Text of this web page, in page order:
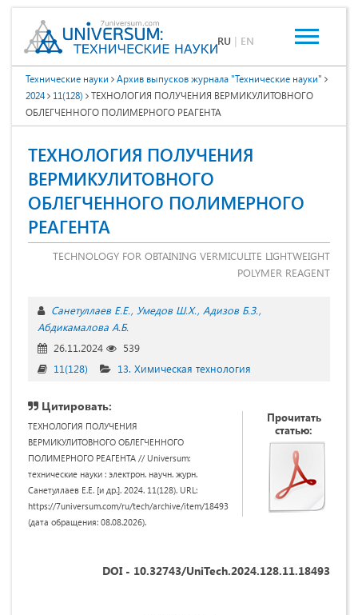
RU | EN
Технические науки
Архив выпусков журнала "Технические науки"
2024
11(128)
ТЕХНОЛОГИЯ ПОЛУЧЕНИЯ ВЕРМИКУЛИТОВНОГО
ОБЛЕГЧЕННОГО ПОЛИМЕРНОГО РЕАГЕНТА
ТЕХНОЛОГИЯ ПОЛУЧЕНИЯ
ВЕРМИКУЛИТОВНОГО
ОБЛЕГЧЕННОГО ПОЛИМЕРНОГО
РЕАГЕНТА
TECHNOLOGY FOR OBTAINING VERMICULITE LIGHTWEIGHT
POLYMER REAGENT
Санетуллаев Е.Е. Умедов Ш.Х. Адизов Б.З.
Абдикамалова А.Б.
26.11.2024
539
11(128)
13. Химическая технология
Цитировать:
ТЕХНОЛОГИЯ ПОЛУЧЕНИЯ
ВЕРМИКУЛИТОВНОГО ОБЛЕГЧЕННОГО
ПОЛИМЕРНОГО РЕАГЕНТА // Universum:
технические науки : электрон. научн. журн.
Санетуллаев Е.Е. [и др.]. 2024. 11(128). URL:
https://7universum.com/ru/tech/archive/item/18493
(дата обращения: 08.08.2026).
Прочитать
статью:
DOI - 10.32743/UniTech.2024.128.11.18493